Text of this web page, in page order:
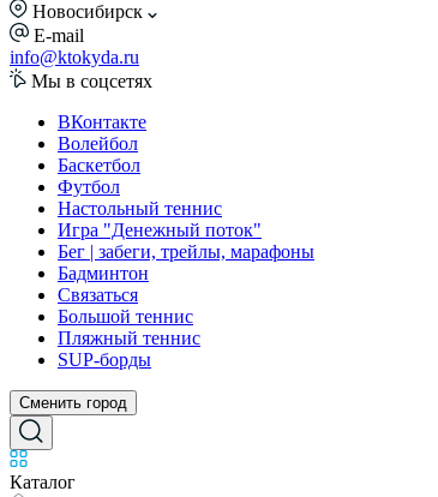
Новосибирск
E-mail
info@ktokyda.ru
Мы в соцсетях
ВКонтакте
Волейбол
Баскетбол
Футбол
Настольный теннис
Игра "Денежный поток"
Бег | забеги, трейлы, марафоны
Бадминтон
Связаться
Большой теннис
Пляжный теннис
SUP-борды
Сменить город
Каталог